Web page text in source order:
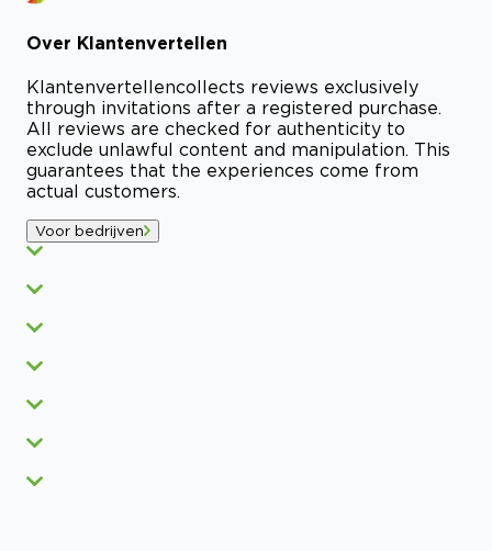
Over Klantenvertellen
Klantenvertellencollects reviews exclusively
through invitations after a registered purchase.
All reviews are checked for authenticity to
exclude unlawful content and manipulation. This
guarantees that the experiences come from
actual customers.
Voor bedrijven